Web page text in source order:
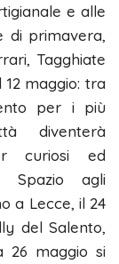
e alle
di primavera,
Tagghiate
maggio: tra
per i più
diventerà
curiosi ed
Spazio agli
a Lecce, il 24
del Salento,
26 maggio si